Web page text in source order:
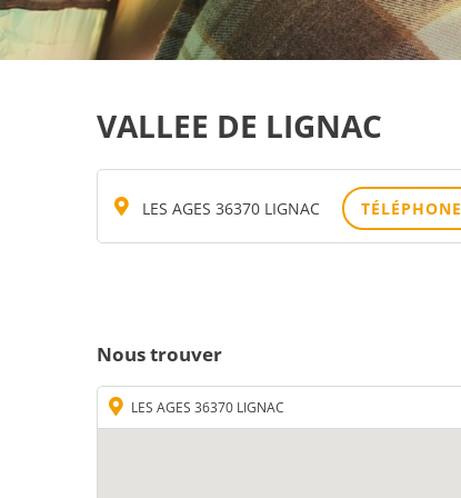
VALLEE DE LIGNAC
LES AGES 36370 LIGNAC TÉLÉPHONE
Nous trouver
LES AGES 36370 LIGNAC